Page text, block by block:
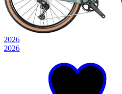
2026
2026